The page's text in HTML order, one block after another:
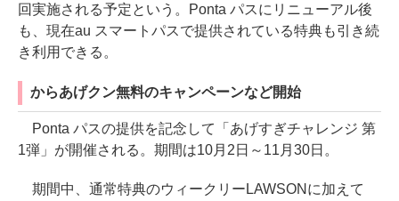
回実施される予定という。Ponta パスにリニューアル後
も、現在au スマートパスで提供されている特典も引き続
き利用できる。
からあげクン無料のキャンペーンなど開始
Ponta パスの提供を記念して「あげすぎチャレンジ 第
1弾」が開催される。期間は10月2日～11月30日。
期間中、通常特典のウィークリーLAWSONに加えて